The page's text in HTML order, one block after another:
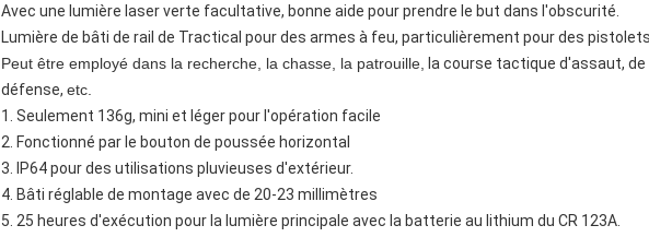
Avec une lumière laser verte facultative, bonne aide pour prendre le but dans l'obscurité.
Lumière de bâti de rail de Tractical pour des armes à feu, particulièrement pour des
Peut être employé dans la recherche, la chasse, la patrouille, la course tactique d'assaut,
défense, etc.
1. Seulement 136g, mini et léger pour l'opération facile
2. Fonctionné par le bouton de poussée horizontal
3. IP64 pour des utilisations pluvieuses d'extérieur.
4. Bâti réglable de montage avec de 20-23 millimètres
5. 25 heures d'exécution pour la lumière principale avec la batterie au lithium du CR 123A.